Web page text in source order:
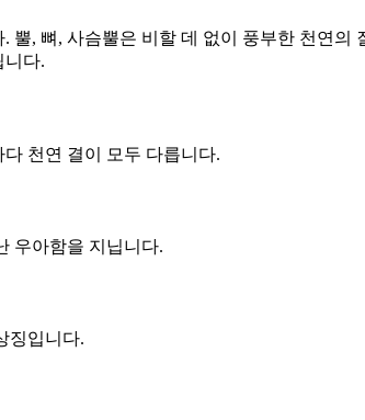
, 뼈, 사슴뿔은 비할 데 없이 풍부한 천연
니다.
천연 결이 모두 다릅니다.
우아함을 지닙니다.
징입니다.